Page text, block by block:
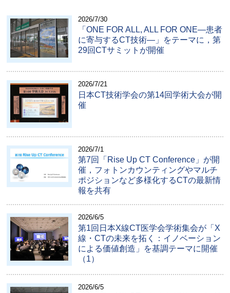
2026/7/30
「ONE FOR ALL, ALL FOR ONE―患者
に寄与するCT技術―」をテーマに，第
29回CTサミットが開催
2026/7/21
日本CT技術学会の第14回学術大会が開
催
2026/7/1
第7回「Rise Up CT Conference」が開
催，フォトンカウンティングやマルチ
ポジションなど多様化するCTの最新情
報を共有
2026/6/5
第1回日本X線CT医学会学術集会が「X
線・CTの未来を拓く：イノベーション
による価値創造」を基調テーマに開催
（1）
2026/6/5